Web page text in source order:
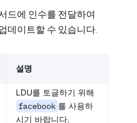
드에 인수를 전달하여
데이트할 수 있습니다.
설명
LDU를 토글하기 위해
facebook 를 사용하
시기 바랍니다.